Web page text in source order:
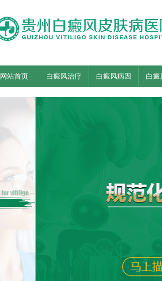
网站首页 白癜风治疗 白癜风病因 白癜